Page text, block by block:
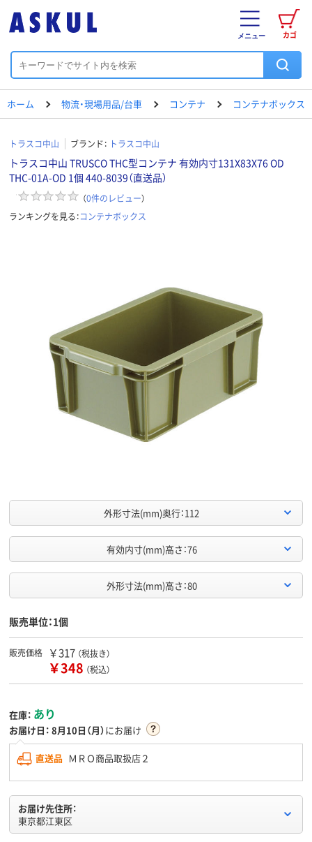
カゴ
メニュー
ホーム 物流・現場用品/台車 コンテナ コンテナボックス
トラスコ中山 ブランド： トラスコ中山
トラスコ中山 TRUSCO THC型コンテナ 有効内寸131X83X76 OD
THC-01A-OD 1個 440-8039（直送品）
（0件のレビュー）
ランキングを見る：コンテナボックス
外形寸法(mm)奥行：112
有効内寸(mm)高さ：76
外形寸法(mm)高さ：80
販売単位：1個
販売価格 ￥317 （税抜き）
￥348 （税込）
在庫： あり
お届け日： 8月10日（月）にお届け
直送品 ＭＲＯ商品取扱店２
お届け先住所：
東京都江東区